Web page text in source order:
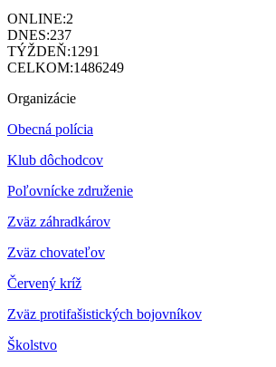
ONLINE:2
DNES:237
TÝŽDEŇ:1291
CELKOM:1486249
Organizácie
Obecná polícia
Klub dôchodcov
Poľovnícke združenie
Zväz záhradkárov
Zväz chovateľov
Červený kríž
Zväz protifašistických bojovníkov
Školstvo